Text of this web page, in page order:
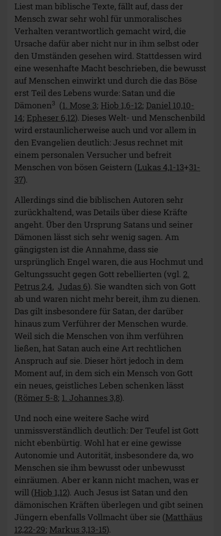
Liest man biblische Texte, fällt auf, dass der
Mensch zwar sehr wohl für unmoralisches
Verhalten verantwortlich gemacht wird, die
Ursache dafür aber nicht nur in ihm selbst oder
den Umständen gesehen wird. Stattdessen wird
eine wesenhafte Macht beschrieben, die bewusst
auf Menschen einwirkt und durch die das Böse
erst Teil des Lebens wurde: Satan und die
Dämonen3 (1. Mose 3; Hiob 1,6-12; Daniel 10,10-
14; Epheser 6,12). Dieses Welt- und Menschenbild
wird erstaunlicherweise auch und vor allem in
den Evangelien deutlich: Jesus rechnet mit
einem personalen Versucher und befreit
Menschen von bösen Geistern (Lukas 4,1-13+31-
37).
Allerdings sind die biblischen Autoren sehr
zurückhaltend, was Details über diese Kräfte
angeht. Über den Ursprung Satans und seiner
Dämonen lässt sich sehr wenig sagen. Am
gängigsten ist die Annahme, dass sie
ursprünglich Engel waren, die aus Hochmut und
Geltungssucht gegen Gott rebellierten (vgl. 2.
Petrus 2,4, Judas 6). Sie wandten sich von Gott
ab und waren nicht mehr bereit, ihm zu dienen.
Das gilt insbesondere für Satan, der darüber
hinaus zum Verführer der Menschen wurde.
Weil sich die Menschen von ihm verführen
ließen, hat Satan auch eine Art rechtlichen
Anspruch auf sie. Dieser hört jedoch in dem
Moment auf, in dem sich ein Mensch von Gott
ein neues, geistliches Leben schenken lässt
(Römer 5-8; 1. Johannes 3,8).
Und noch eine weitere Sache wird
unmissverständlich deutlich: Der Teufel ist Gott
nicht ebenbürtig. Wohl hat er eine gewisse
Autonomie und Autorität, insbesondere da, wo
Menschen sie ihm bewusst oder unbewusst
einräumen. Aber er kann nicht machen, was er
will (Hiob 1,12). Auch Jesus ist Satan und den
dämonischen Kräften überlegen und gibt seinen
Jüngern ebenfalls Vollmacht über sie (Matthäus
12,22-29; Markus 3,13-15).